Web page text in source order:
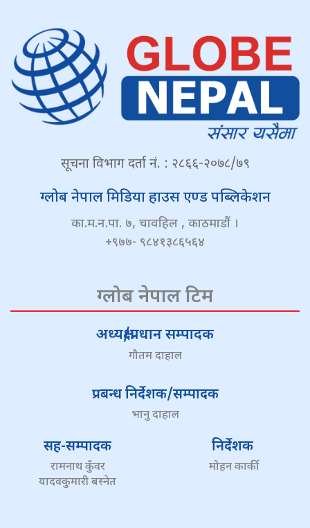
सूचना विभाग दर्ता नं. : २८६६-२०७८/७९
ग्लोब नेपाल मिडिया हाउस एण्ड पब्लिकेशन
का.म.न.पा. ७, चावहिल , काठमाडौं ।
+९७७- ९८४१३८६५६४
ग्लोब नेपाल टिम
अध्यक्ष/प्रधान सम्पादक
गौतम दाहाल
प्रबन्ध निर्देशक/सम्पादक
भानु दाहाल
सह-सम्पादक
रामनाथ कुँवर
यादवकुमारी बस्नेत
निर्देशक
मोहन कार्की